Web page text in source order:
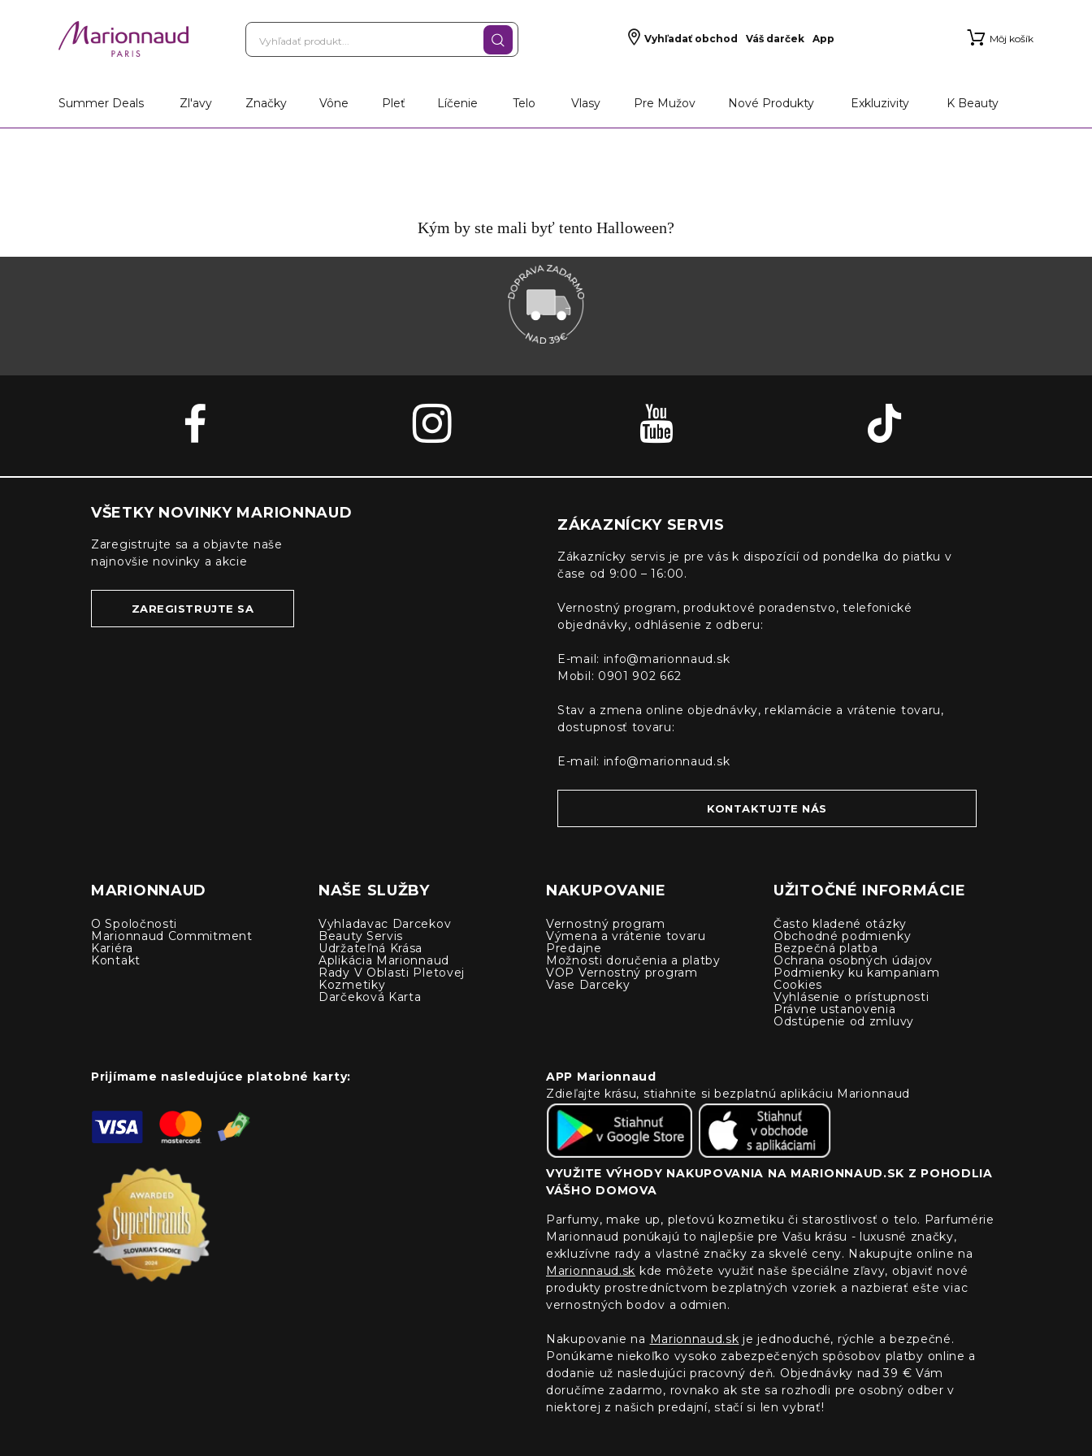
Vyhľadať obchod Váš darček App Môj košík
Summer Deals Zl'avy Značky Vône Pleť Líčenie Telo Vlasy Pre Mužov Nové Produkty Exkluzivity K Beauty
Kým by ste mali byť tento Halloween?
VŠETKY NOVINKY MARIONNAUD
Zaregistrujte sa a objavte naše
najnovšie novinky a akcie
ZAREGISTRUJTE SA
ZÁKAZNÍCKY SERVIS
Zákaznícky servis je pre vás k dispozícií od pondelka do piatku v
čase od 9:00 – 16:00.
Vernostný program, produktové poradenstvo, telefonické
objednávky, odhlásenie z odberu:
E-mail: info@marionnaud.sk
Mobil: 0901 902 662
Stav a zmena online objednávky, reklamácie a vrátenie tovaru,
dostupnosť tovaru:
E-mail: info@marionnaud.sk
KONTAKTUJTE NÁS
MARIONNAUD
O Spoločnosti
Marionnaud Commitment
Kariéra
Kontakt
NAŠE SLUŽBY
Vyhladavac Darcekov
Beauty Servis
Udržateľná Krása
Aplikácia Marionnaud
Rady V Oblasti Pletovej
Kozmetiky
Darčeková Karta
NAKUPOVANIE
Vernostný program
Výmena a vrátenie tovaru
Predajne
Možnosti doručenia a platby
VOP Vernostný program
Vase Darceky
UŽITOČNÉ INFORMÁCIE
Často kladené otázky
Obchodné podmienky
Bezpečná platba
Ochrana osobných údajov
Podmienky ku kampaniam
Cookies
Vyhlásenie o prístupnosti
Právne ustanovenia
Odstúpenie od zmluvy
Prijímame nasledujúce platobné karty:
APP Marionnaud
Zdieľajte krásu, stiahnite si bezplatnú aplikáciu Marionnaud
VYUŽITE VÝHODY NAKUPOVANIA NA MARIONNAUD.SK Z POHODLIA
VÁŠHO DOMOVA
Parfumy, make up, pleťovú kozmetiku či starostlivosť o telo. Parfumérie
Marionnaud ponúkajú to najlepšie pre Vašu krásu - luxusné značky,
exkluzívne rady a vlastné značky za skvelé ceny. Nakupujte online na
Marionnaud.sk kde môžete využiť naše špeciálne zľavy, objaviť nové
produkty prostredníctvom bezplatných vzoriek a nazbierať ešte viac
vernostných bodov a odmien.
Nakupovanie na Marionnaud.sk je jednoduché, rýchle a bezpečné.
Ponúkame niekoľko vysoko zabezpečených spôsobov platby online a
dodanie už nasledujúci pracovný deň. Objednávky nad 39 € Vám
doručíme zadarmo, rovnako ak ste sa rozhodli pre osobný odber v
niektorej z našich predajní, stačí si len vybrať!